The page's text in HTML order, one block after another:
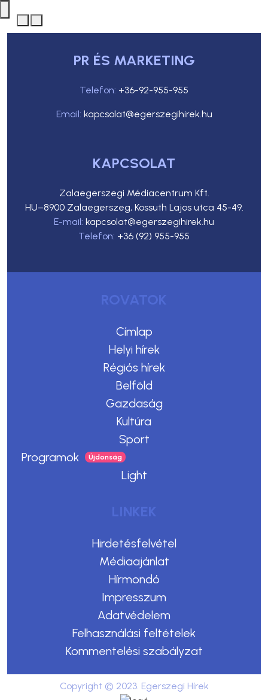
PR ÉS MARKETING
Telefon: +36-92-955-955
Email: kapcsolat@egerszegihirek.hu
KAPCSOLAT
Zalaegerszegi Médiacentrum Kft.
HU–8900 Zalaegerszeg, Kossuth Lajos utca 45-49.
E-mail: kapcsolat@egerszegihirek.hu
Telefon: +36 (92) 955-955
ROVATOK
Címlap
Helyi hírek
Régiós hírek
Belföld
Gazdaság
Kultúra
Sport
Programok
Light
LINKEK
Hirdetésfelvétel
Médiaajánlat
Hírmondó
Impresszum
Adatvédelem
Felhasználási feltételek
Kommentelési szabályzat
Copyright © 2023. Egerszegi Hírek